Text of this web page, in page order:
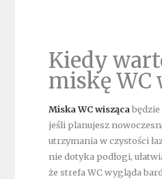
Kiedy
miskę WC
Miska WC wisząca
jeśli planujesz
utrzymania w czystości
nie dotyka podłogi,
że strefa WC wygląda